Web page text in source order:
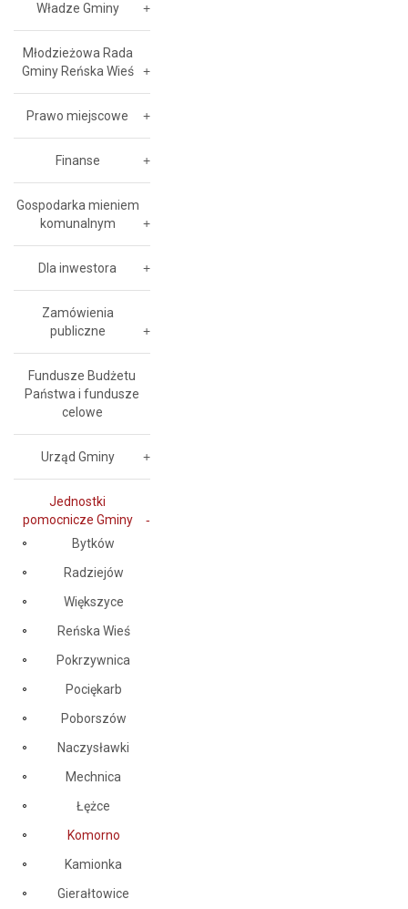
Władze Gminy
Młodzieżowa Rada
Gminy Reńska Wieś
Prawo miejscowe
Finanse
Gospodarka mieniem
komunalnym
Dla inwestora
Zamówienia
publiczne
Fundusze Budżetu
Państwa i fundusze
celowe
Urząd Gminy
Jednostki
pomocnicze Gminy
Bytków
Radziejów
Większyce
Reńska Wieś
Pokrzywnica
Pociękarb
Poborszów
Naczysławki
Mechnica
Łężce
Komorno
Kamionka
Gierałtowice